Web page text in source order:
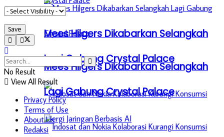
Mees Hilgers Dikabarkan Selangkah
Lagi Gabung Crystal Palace
Mees Hilgers Dikabarkan Selangkah
Lagi Gabung Crystal Palace
No Result
View All Result
Privacy Policy
Terms of Use
About Us
Redaksi